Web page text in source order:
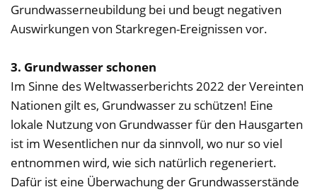
Grundwasserneubildung bei und beugt negativen
Auswirkungen von Starkregen-Ereignissen vor.
3. Grundwasser schonen
Im Sinne des Weltwasserberichts 2022 der Vereinten
Nationen gilt es, Grundwasser zu schützen! Eine
lokale Nutzung von Grundwasser für den Hausgarten
ist im Wesentlichen nur da sinnvoll, wo nur so viel
entnommen wird, wie sich natürlich regeneriert.
Dafür ist eine Überwachung der Grundwasserstände